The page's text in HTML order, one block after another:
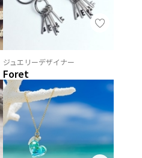
ジュエリーデザイナー
Foret